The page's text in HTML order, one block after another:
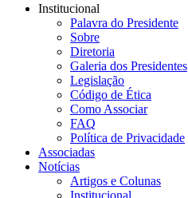
Institucional
Palavra do Presidente
Sobre
Diretoria
Galeria dos Presidentes
Legislação
Código de Ética
Como Associar
FAQ
Política de Privacidade
Associadas
Notícias
Artigos e Colunas
Institucional